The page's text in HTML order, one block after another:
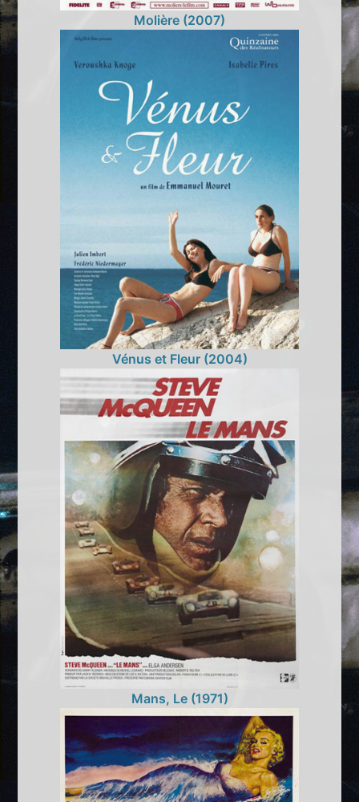
Molière (2007)
Vénus et Fleur (2004)
Mans, Le (1971)